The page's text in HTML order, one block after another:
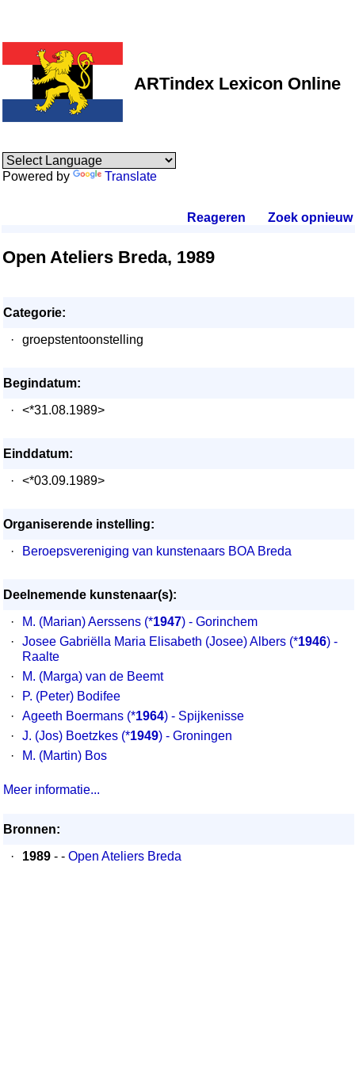
ARTindex Lexicon Online
Powered by Translate
Reageren Zoek opnieuw.
Open Ateliers Breda, 1989
Categorie:
·
groepstentoonstelling
Begindatum:
·
<*31.08.1989>
Einddatum:
·
<*03.09.1989>
Organiserende instelling:
·
Beroepsvereniging van kunstenaars BOA Breda
Deelnemende kunstenaar(s):
·
M. (Marian) Aerssens (*1947) - Gorinchem
·
Josee Gabriëlla Maria Elisabeth (Josee) Albers (*1946) -
Raalte
·
M. (Marga) van de Beemt
·
P. (Peter) Bodifee
·
Ageeth Boermans (*1964) - Spijkenisse
·
J. (Jos) Boetzkes (*1949) - Groningen
·
M. (Martin) Bos
Meer informatie...
Bronnen:
·
1989 - - Open Ateliers Breda